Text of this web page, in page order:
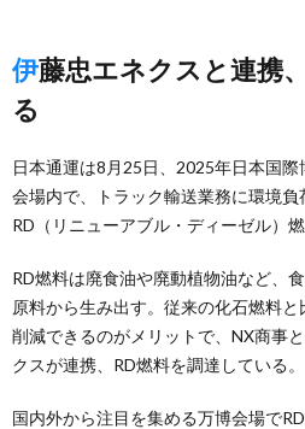
伊藤忠エネクスと連携、脱炭素の機運高め
る
日本通運は8月25日、2025年日本国
会場内で、トラック輸送業務に環境
RD（リニューアブル・ディーゼル）
RD燃料は廃食油や廃動植物油など、
原料から生み出す。従来の化石燃料
削減できるのがメリットで、NX商事
クスが連携、RD燃料を調達している。
国内外から注目を集める万博会場で